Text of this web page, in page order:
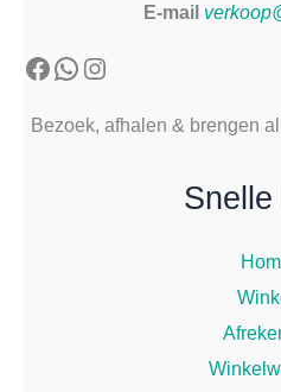
E-mail
Facebook
WhatsApp
Instagram
Bezoek, afhalen & brengen